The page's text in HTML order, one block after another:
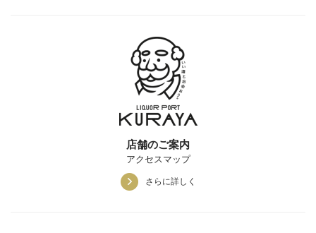
店舗のご案内
アクセスマップ
さらに詳しく